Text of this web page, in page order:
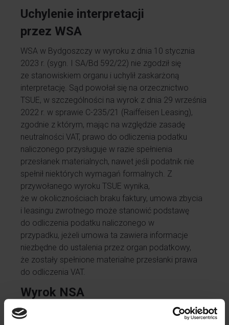
Uchylenie interpretacji
przez WSA
WSA w Bydgoszczy w wyroku z dnia 10 stycznia
2023 r. (sygn. I SA/Bd 592/22) nie zgodził się
ze stanowiskiem organu i uchylił zaskarżoną
interpretację. Sąd powołał się na orzecznictwo
TSUE, w szczególności na wyrok z dnia 29 września
2022 r. w sprawie C-235/21 (Raiffeisen Leasing),
zgodnie z którym, mając na względzie zasadę
neutralności VAT, prawo do odliczenia podatku
naliczonego przysługuje w razie spełnienia
przesłanek materialnych, nawet jeśli podatnik nie
spełnił niektórych wymagań formalnych. Z
przywołanego wyroku TSUE wynika,
że w okolicznościach braku faktury, umowa zbycia
i leasingu zwrotnego może stanowić podstawę
do odliczenia podatku naliczonego w
przypadku, jeżeli umowa ta zawiera informacje
niezbędne do ustalenia przez organ podatkowy,
że zostały spełnione materialne przesłanki prawa
do odliczenia VAT.
Wyrok NSA
Naczelny Sąd